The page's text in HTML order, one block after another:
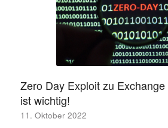
Zero Day Exploit zu
ist wichtig!
11. Oktober 2022